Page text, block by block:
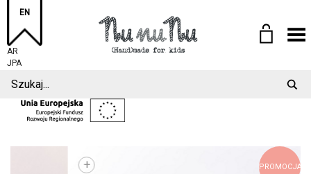
EN
AR
JPA
Toggle Menu
PROMOCJA!